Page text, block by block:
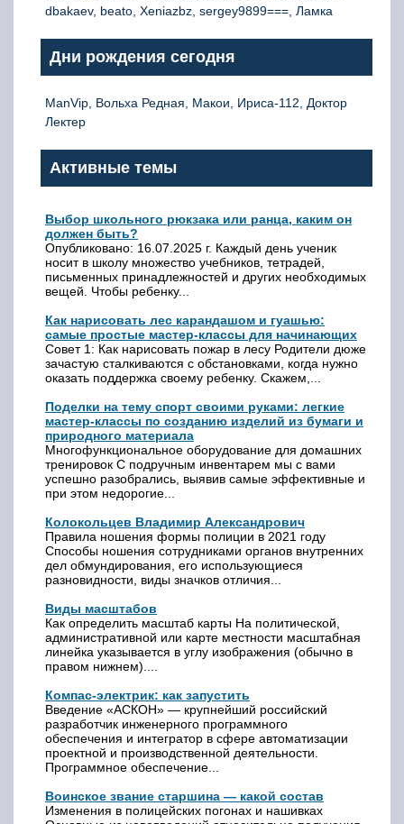
dbakaev, beato, Xeniazbz, sergey9899===, Ламка
Дни рождения сегодня
ManVip, Вольха Редная, Макои, Ириса-112, Доктор
Лектер
Активные темы
Выбор школьного рюкзака или ранца, каким он
должен быть?
Опубликовано: 16.07.2025 г. Каждый день ученик
носит в школу множество учебников, тетрадей,
письменных принадлежностей и других необходимых
вещей. Чтобы ребенку...
Как нарисовать лес карандашом и гуашью:
самые простые мастер-классы для начинающих
Совет 1: Как нарисовать пожар в лесу Родители дюже
зачастую сталкиваются с обстановками, когда нужно
оказать поддержка своему ребенку. Скажем,...
Поделки на тему спорт своими руками: легкие
мастер-классы по созданию изделий из бумаги и
природного материала
Многофункциональное оборудование для домашних
тренировок С подручным инвентарем мы с вами
успешно разобрались, выявив самые эффективные и
при этом недорогие...
Колокольцев Владимир Александрович
Правила ношения формы полиции в 2021 году
Способы ношения сотрудниками органов внутренних
дел обмундирования, его использующиеся
разновидности, виды значков отличия...
Виды масштабов
Как определить масштаб карты На политической,
административной или карте местности масштабная
линейка указывается в углу изображения (обычно в
правом нижнем)....
Компас-электрик: как запустить
Введение «АСКОН» — крупнейший российский
разработчик инженерного программного
обеспечения и интегратор в сфере автоматизации
проектной и производственной деятельности.
Программное обеспечение...
Воинское звание старшина — какой состав
Изменения в полицейских погонах и нашивках